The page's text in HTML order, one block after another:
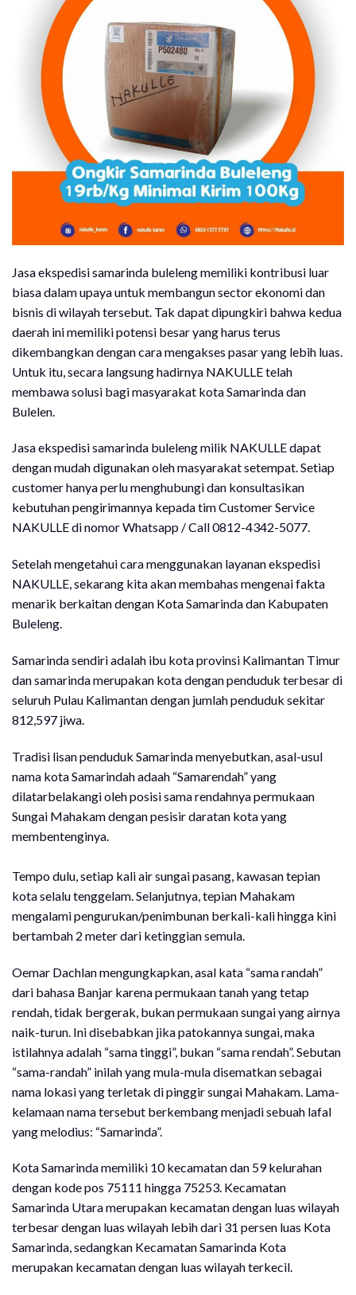
Jasa ekspedisi samarinda buleleng memiliki kontribusi luar
biasa dalam upaya untuk membangun sector ekonomi dan
bisnis di wilayah tersebut. Tak dapat dipungkiri bahwa kedua
daerah ini memiliki potensi besar yang harus terus
dikembangkan dengan cara mengakses pasar yang lebih luas.
Untuk itu, secara langsung hadirnya NAKULLE telah
membawa solusi bagi masyarakat kota Samarinda dan
Bulelen.
Jasa ekspedisi samarinda buleleng milik NAKULLE dapat
dengan mudah digunakan oleh masyarakat setempat. Setiap
customer hanya perlu menghubungi dan konsultasikan
kebutuhan pengirimannya kepada tim Customer Service
NAKULLE di nomor Whatsapp / Call 0812-4342-5077.
Setelah mengetahui cara menggunakan layanan ekspedisi
NAKULLE, sekarang kita akan membahas mengenai fakta
menarik berkaitan dengan Kota Samarinda dan Kabupaten
Buleleng.
Samarinda sendiri adalah ibu kota provinsi Kalimantan Timur
dan samarinda merupakan kota dengan penduduk terbesar di
seluruh Pulau Kalimantan dengan jumlah penduduk sekitar
812,597 jiwa.
Tradisi lisan penduduk Samarinda menyebutkan, asal-usul
nama kota Samarindah adaah “Samarendah” yang
dilatarbelakangi oleh posisi sama rendahnya permukaan
Sungai Mahakam dengan pesisir daratan kota yang
membentenginya.
Tempo dulu, setiap kali air sungai pasang, kawasan tepian
kota selalu tenggelam. Selanjutnya, tepian Mahakam
mengalami pengurukan/penimbunan berkali-kali hingga kini
bertambah 2 meter dari ketinggian semula.
Oemar Dachlan mengungkapkan, asal kata “sama randah”
dari bahasa Banjar karena permukaan tanah yang tetap
rendah, tidak bergerak, bukan permukaan sungai yang airnya
naik-turun. Ini disebabkan jika patokannya sungai, maka
istilahnya adalah “sama tinggi”, bukan “sama rendah”. Sebutan
“sama-randah” inilah yang mula-mula disematkan sebagai
nama lokasi yang terletak di pinggir sungai Mahakam. Lama-
kelamaan nama tersebut berkembang menjadi sebuah lafal
yang melodius: “Samarinda”.
Kota Samarinda memiliki 10 kecamatan dan 59 kelurahan
dengan kode pos 75111 hingga 75253. Kecamatan
Samarinda Utara merupakan kecamatan dengan luas wilayah
terbesar dengan luas wilayah lebih dari 31 persen luas Kota
Samarinda, sedangkan Kecamatan Samarinda Kota
merupakan kecamatan dengan luas wilayah terkecil.